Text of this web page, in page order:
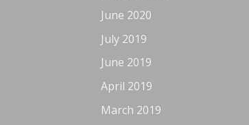
June 2020
July 2019
June 2019
April 2019
March 2019